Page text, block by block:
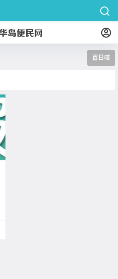
百日咳